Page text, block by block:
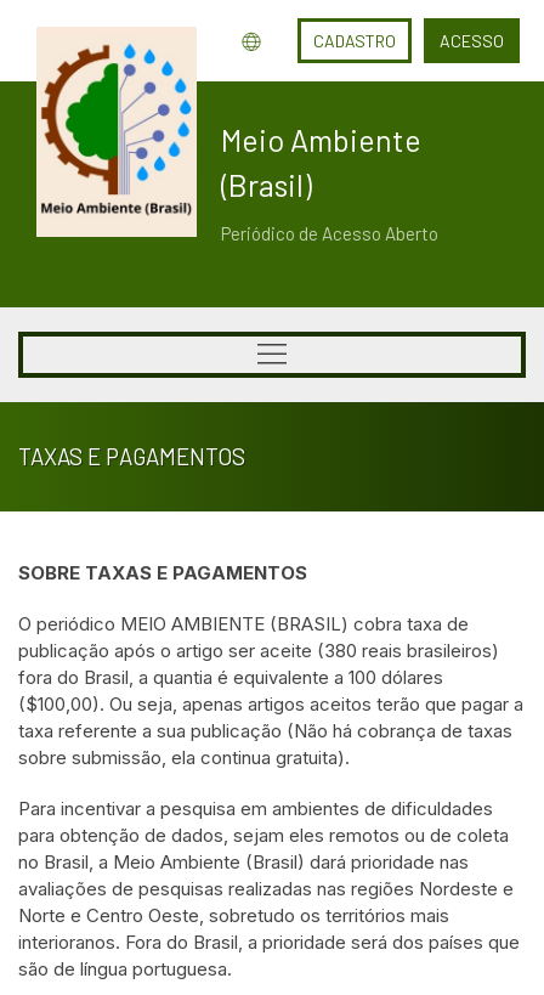
CADASTRO ACESSO
Meio Ambiente
(Brasil)
Periódico de Acesso Aberto
TAXAS E PAGAMENTOS
SOBRE TAXAS E PAGAMENTOS
O periódico MEIO AMBIENTE (BRASIL) cobra taxa de
publicação após o artigo ser aceite (380 reais brasileiros)
fora do Brasil, a quantia é equivalente a 100 dólares
($100,00). Ou seja, apenas artigos aceitos terão que pagar a
taxa referente a sua publicação (Não há cobrança de taxas
sobre submissão, ela continua gratuita).
Para incentivar a pesquisa em ambientes de dificuldades
para obtenção de dados, sejam eles remotos ou de coleta
no Brasil, a Meio Ambiente (Brasil) dará prioridade nas
avaliações de pesquisas realizadas nas regiões Nordeste e
Norte e Centro Oeste, sobretudo os territórios mais
interioranos. Fora do Brasil, a prioridade será dos países que
são de língua portuguesa.